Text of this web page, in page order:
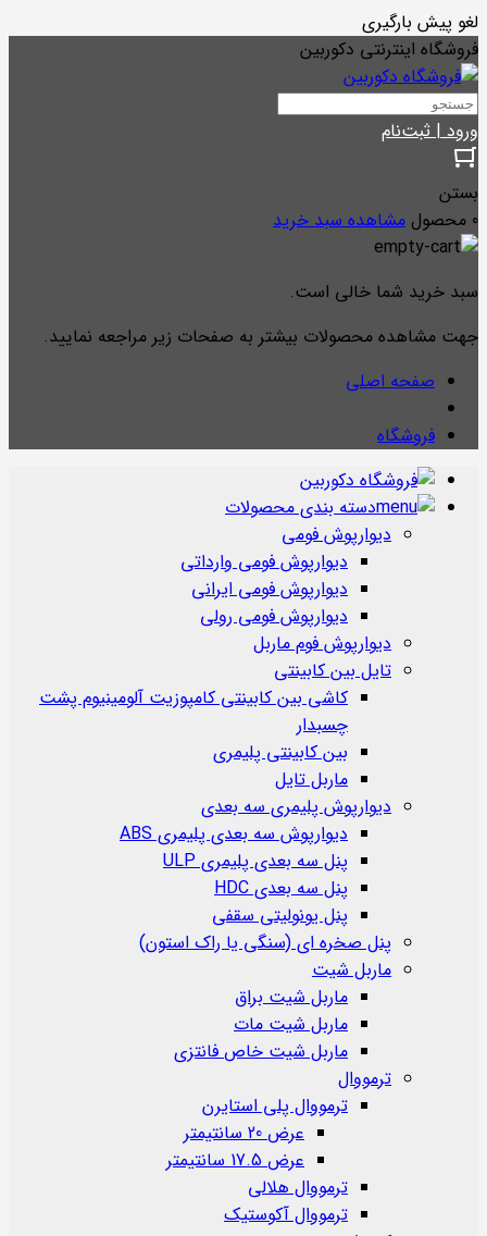
لغو پیش بارگیری
فروشگاه اینترنتی دکوربین
ورود | ثبت‌نام
بستن
0 محصول
مشاهده سبد خرید
سبد خرید شما خالی است.
جهت مشاهده محصولات بیشتر به صفحات زیر مراجعه نمایید.
صفحه اصلی
فروشگاه
دسته بندی محصولات
دیوارپوش فومی
دیوارپوش فومی وارداتی
دیوارپوش فومی ایرانی
دیوارپوش فومی رولی
دیوارپوش فوم ماربل
تایل بین کابینتی
کاشی بین کابینتی کامپوزیت آلومینیوم پشت
چسبدار
بین کابینتی پلیمری
ماربل تایل
دیوارپوش پلیمری سه بعدی
دیوارپوش سه بعدی پلیمری ABS
پنل سه بعدی پلیمری ULP
پنل سه بعدی HDC
پنل یونولیتی سقفی
پنل صخره ای (سنگی یا راک استون)
ماربل شیت
ماربل شیت براق
ماربل شیت مات
ماربل شیت خاص فانتزی
ترمووال
ترمووال پلی استایرن
عرض 20 سانتیمتر
عرض 17.5 سانتیمتر
ترمووال هلالی
ترمووال آکوستیک